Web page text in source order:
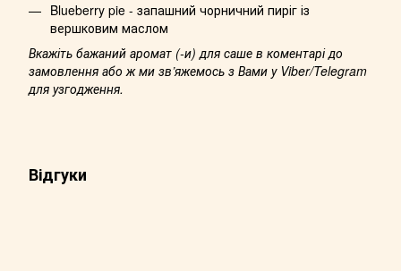
Blueberry pie - запашний чорничний пиріг із
вершковим маслом
Вкажіть бажаний аромат (-и) для саше в коментарі до
замовлення або ж ми зв’яжемось з Вами у Viber/Telegram
для узгодження.
Відгуки